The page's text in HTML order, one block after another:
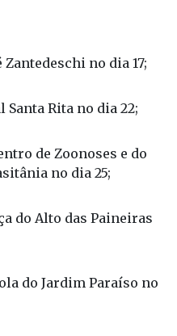
no dia 17;
Rita no dia 22;
de Zoonoses e do
no dia 25;
do Alto das Paineiras
do Jardim Paraíso no